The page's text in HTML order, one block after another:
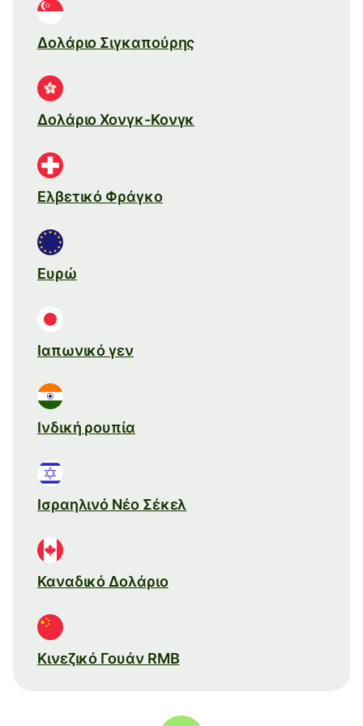
Δολάριο Σιγκαπούρης
Δολάριο Χονγκ-Κονγκ
Ελβετικό Φράγκο
Ευρώ
Ιαπωνικό γεν
Ινδική ρουπία
Ισραηλινό Νέο Σέκελ
Καναδικό Δολάριο
Κινεζικό Γουάν RMB